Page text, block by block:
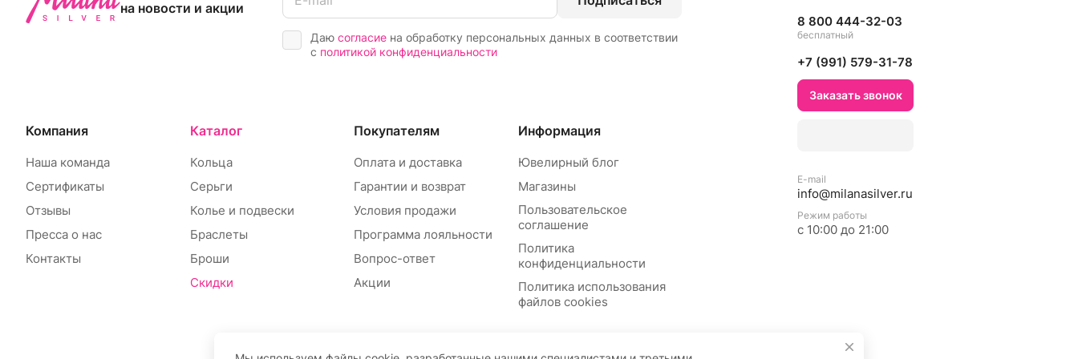
на новости и акции
Даю согласие на обработку персональных данных в соответствии
с политикой конфиденциальности
Компания
Наша команда
Сертификаты
Отзывы
Пресса о нас
Контакты
Каталог
Кольца
Серьги
Колье и подвески
Браслеты
Броши
Скидки
Покупателям
Оплата и доставка
Гарантии и возврат
Условия продажи
Программа лояльности
Вопрос-ответ
Акции
Информация
Ювелирный блог
Магазины
Пользовательское
соглашение
Политика
конфиденциальности
Политика использования
файлов cookies
8 800 444-32-03
бесплатный
+7 (991) 579-31-78
Заказать звонок
E-mail
info@milanasilver.ru
Режим работы
с 10:00 до 21:00